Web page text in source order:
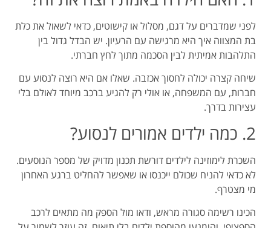
לפני שמדברים על דגם, מסלול או קישוטים, כדאי לשאול את כלת
בת המצווה איך היא מרגישה עם הרעיון. יש הבדל גדול בין
התלהבות אמיתית לבין הסכמה מתוך לחץ חברתי.
שיחה קצרה יכולה לחסוך אכזבה. שאלו אם היא רוצה לנסוע עם
חברות, עם המשפחה, או אולי רק להגיע ברכב מיוחד לאולם בלי
עצירות בדרך.
2. כמה ילדים אמורים לנסוע?
השכרת לימוזינה לילדים דורשת תכנון מדויק של מספר הנוסעים.
לא כדאי להניח שכולם ייכנסו או שאפשר להחליט ברגע האחרון
מי מצטרף.
הכינו רשימה סגורה מראש, ודאו מול הספק מה מתאים לרכב